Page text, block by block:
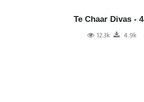
Te Chaar Divas - 4
12.3k 4.9k